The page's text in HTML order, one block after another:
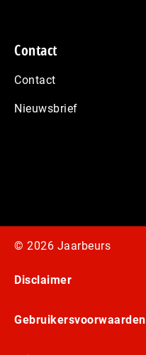
Contact
Contact
Nieuwsbrief
© 2026 Jaarbeurs
Disclaimer
Gebruikersvoorwaarden